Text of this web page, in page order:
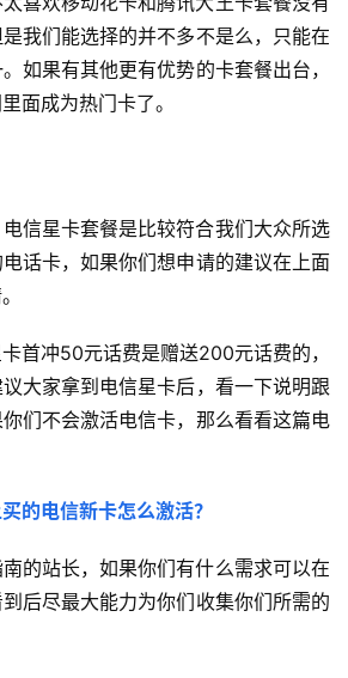
注册
我们能选择的并不多不是么，只能在
如果有其他更有优势的卡套餐出台，
面成为热门卡了。
信星卡套餐是比较符合我们大众所选
话卡，如果你们想申请的建议在上面
首冲50元话费是赠送200元话费的，
大家拿到电信星卡后，看一下说明跟
们不会激活电信卡，那么看看这篇电
的电信新卡怎么激活？
的站长，如果你们有什么需求可以在
后尽最大能力为你们收集你们所需的